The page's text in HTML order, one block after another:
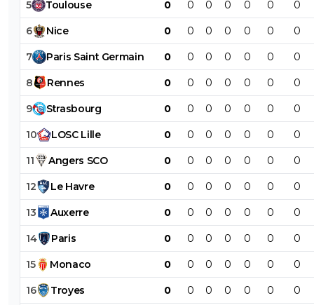
5 Toulouse 0 0 0 0 0 0 0
6 Nice 0 0 0 0 0 0 0
7 Paris Saint Germain 0 0 0 0 0 0 0
8 Rennes 0 0 0 0 0 0 0
9 Strasbourg 0 0 0 0 0 0 0
10 LOSC Lille 0 0 0 0 0 0 0
11 Angers SCO 0 0 0 0 0 0 0
12 Le Havre 0 0 0 0 0 0 0
13 Auxerre 0 0 0 0 0 0 0
14 Paris 0 0 0 0 0 0 0
15 Monaco 0 0 0 0 0 0 0
16 Troyes 0 0 0 0 0 0 0